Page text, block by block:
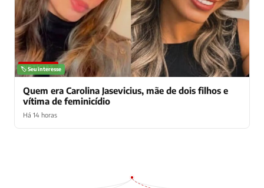
NOTÍCIAS
🏷️ Seu interesse
Quem era Carolina Jasevicius, mãe de dois filhos e
vítima de feminicídio
Há 14 horas